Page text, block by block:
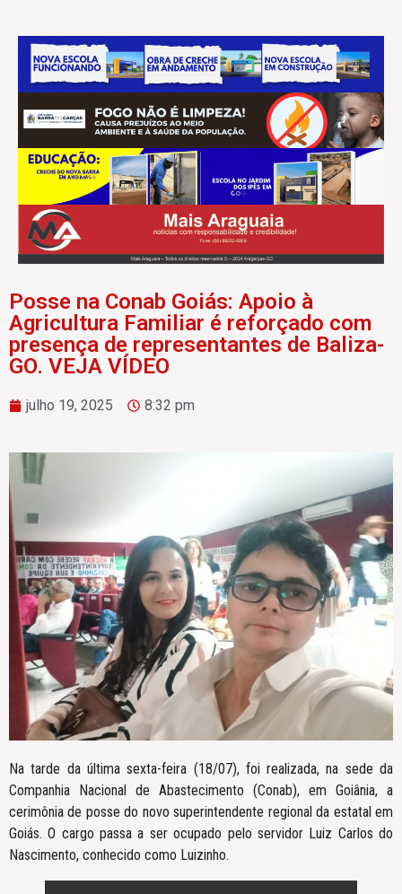
Posse na Conab Goiás: Apoio à
Agricultura Familiar é reforçado com
presença de representantes de Baliza-
GO. VEJA VÍDEO
julho 19, 2025 8:32 pm
Na tarde da última sexta-feira (18/07), foi realizada, na sede da
Companhia Nacional de Abastecimento (Conab), em Goiânia, a
cerimônia de posse do novo superintendente regional da estatal em
Goiás. O cargo passa a ser ocupado pelo servidor Luiz Carlos do
Nascimento, conhecido como Luizinho.